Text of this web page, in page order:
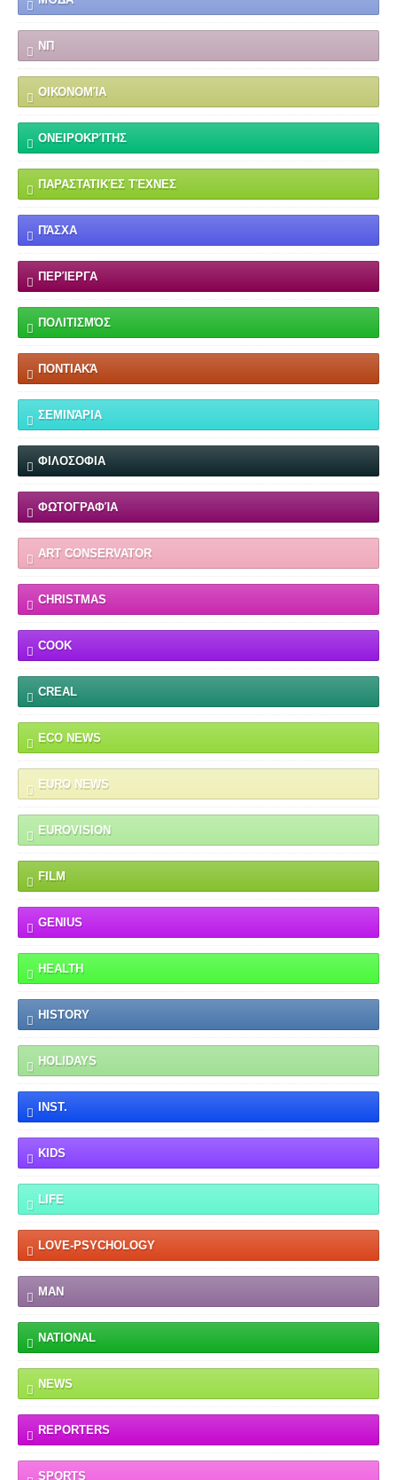
ΝΠ
ΟΙΚΟΝΟΜΊΑ
ΟΝΕΙΡΟΚΡΊΤΗΣ
ΠΑΡΑΣΤΑΤΙΚΈΣ ΤΈΧΝΕΣ
ΠΆΣΧΑ
ΠΕΡΊΕΡΓΑ
ΠΟΛΙΤΙΣΜΌΣ
ΠΟΝΤΙΑΚΆ
ΣΕΜΙΝΆΡΙΑ
ΦΙΛΟΣΟΦΙΑ
ΦΩΤΟΓΡΑΦΊΑ
ART CONSERVATOR
CHRISTMAS
COOK
CREAL
ECO NEWS
EURO NEWS
EUROVISION
FILM
GENIUS
HEALTH
HISTORY
HOLIDAYS
INST.
KIDS
LIFE
LOVE-PSYCHOLOGY
MAN
NATIONAL
NEWS
REPORTERS
SPORTS